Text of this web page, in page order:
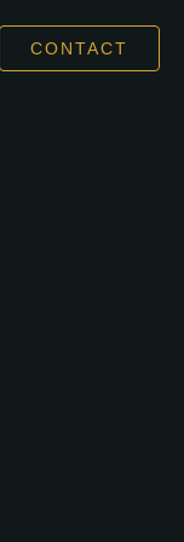
CONTACT